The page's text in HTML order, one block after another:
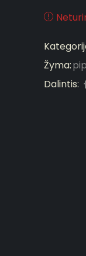
Žyma:
Dalintis: